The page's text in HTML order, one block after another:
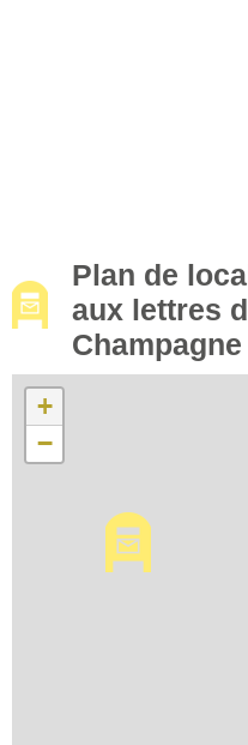
Plan de
aux lettres
+
−